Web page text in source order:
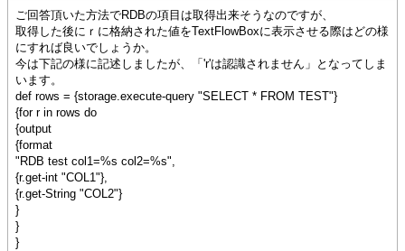
ご回答頂いた方法でRDBの項目は取得出来そうなのですが、
取得した後にｒに格納された値をTextFlowBoxに表示させる際はどの様
にすれば良いでしょうか。
今は下記の様に記述しましたが、「'r'は認識されません」となってしま
います。
def rows = {storage.execute-query "SELECT * FROM TEST"}
{for r in rows do
{output
{format
"RDB test col1=%s col2=%s",
{r.get-int "COL1"},
{r.get-String "COL2"}
}
}
}